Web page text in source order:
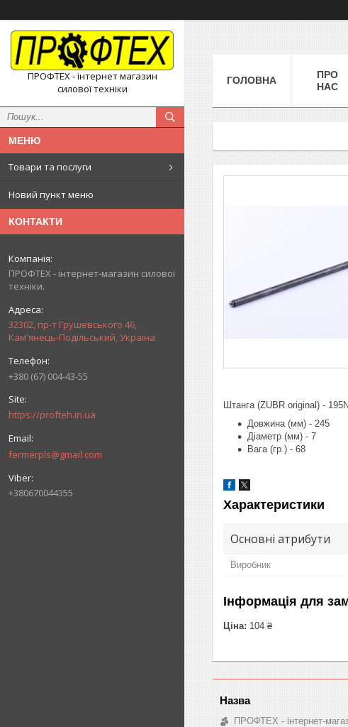
ПРОФТЕХ - інтернет магазин
силової техніки
Товари та послуги
Новий пункт меню
КОНТАКТИ
ПРОФТЕХ - інтернет-магазин силової
техніки.
32302, пр-т Грушевського 46,
Кам'янець-Подільський, Україна
+380 (67) 004-43-55
https://profteh.in.ua
fermerpls@gmail.com
+380670044355
ГОЛОВНА
ПРО
НАС
Штанга (ZUBR original) -
Довжина (мм) - 245
Діаметр (мм) - 7
Вага (гр.) - 68
Характеристики
Основні атрибути
Виробник
Інформація для
Ціна: 104 ₴
ПРОФТЕХ - інтернет-